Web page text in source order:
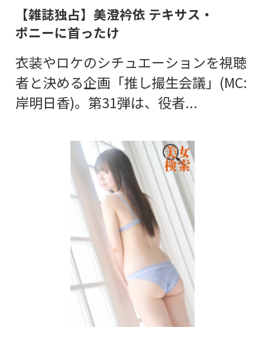
【雑誌独占】美澄衿依 テキサス・
ポニーに首ったけ
衣装やロケのシチュエーションを視聴
者と決める企画「推し撮生会議」(MC:
岸明日香)。第31弾は、役者...